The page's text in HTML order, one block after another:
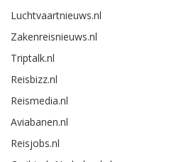
Luchtvaartnieuws.nl
Zakenreisnieuws.nl
Triptalk.nl
Reisbizz.nl
Reismedia.nl
Aviabanen.nl
Reisjobs.nl